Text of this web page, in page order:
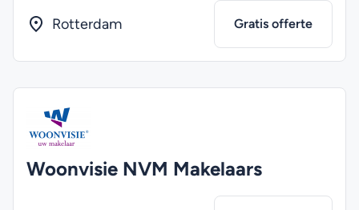
Rotterdam
Gratis offerte
Woonvisie NVM Makelaars